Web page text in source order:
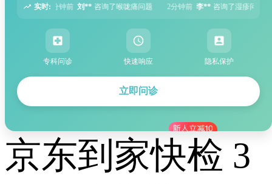
实时:
痛问题 2分钟前 李** 咨询了湿疹问题 5分钟前 张** 咨询了过敏性鼻炎问
专科问诊 快速响应 隐私保护
立即问诊
京东到家快检 3